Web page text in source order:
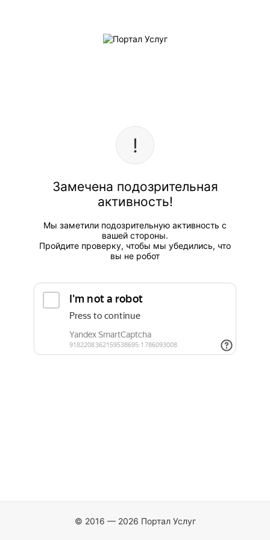
Замечена подозрительная
активность!
Мы заметили подозрительную активность с
вашей стороны.
Пройдите проверку, чтобы мы убедились, что
вы не робот
© 2016 — 2026 Портал Услуг